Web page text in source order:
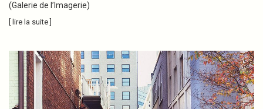
(Galerie de l’Imagerie)
[ lire la suite ]